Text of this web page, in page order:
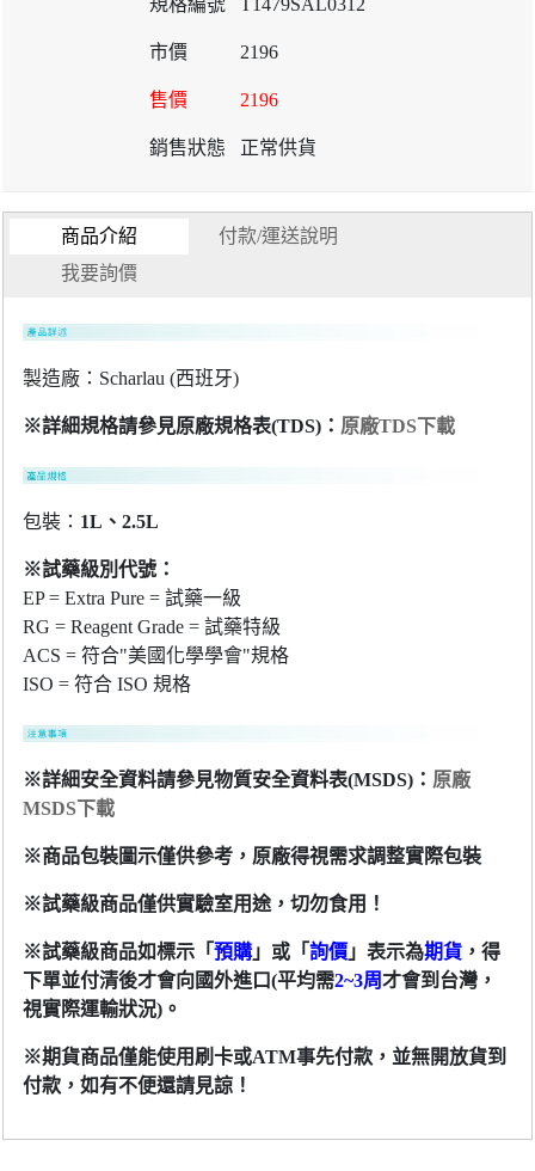
T1479SAL0312
2196
2196
正常供貨
商品介紹
付款/運送說明
我要詢價
製造廠：Scharlau (西班牙)
※詳細規格請參見原廠規格表(TDS)： 原廠TDS下載
包裝： 1L、2.5L
※試藥級別代號：
EP = Extra Pure = 試藥一級
RG = Reagent Grade = 試藥特級
ACS = 符合"美國化學學會"規格
ISO = 符合 ISO 規格
※詳細安全資料請參見物質安全資料表(MSDS)： 原廠
MSDS下載
※商品包裝圖示僅供參考，原廠得視需求調整實際包裝
※試藥級商品僅供實驗室用途，切勿食用！
※試藥級商品如標示「預購」或「詢價」 表示為期貨，得
下單並付清後才會向國外進口(平均需2~3周才會到台灣，
視實際運輸狀況)。
※期貨商品僅能使用刷卡或ATM事先付款，並無開放貨到
付款，如有不便還請見諒！